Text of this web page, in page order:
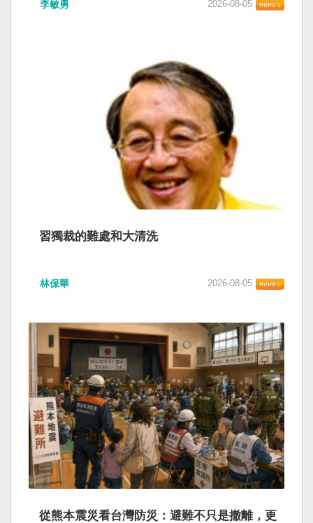
李敏勇 2026-08-05
習獨裁的難處和大清洗
林保華 2026-08-05
從熊本震災看台灣防災：避難不只是撤離，更